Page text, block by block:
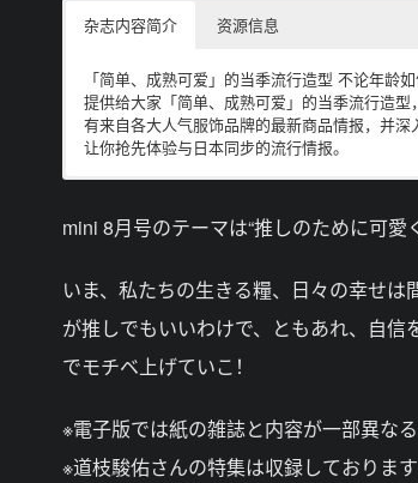
杂志内容简介 资源信息
「简单、成熟可爱」的当季流行造型 不论年龄
提供给大家「简单、成熟可爱」的当季流行造
有来自各大人气服饰品牌的最新商品情报，并
让你抢先体验与日本同步的流行情报。
电子版日本杂志，PDF 格式，通过百度网盘下
mini 8月号のテーマは“推しのために可愛
いま、私たちの生きる糧、日々の幸せ
が推しでもいいわけで、ともあれ、自
でモチベ上げていこ！
※電子版では紙の雑誌と内容が一部異な
※道枝駿佑さんの特集は収録しておりま